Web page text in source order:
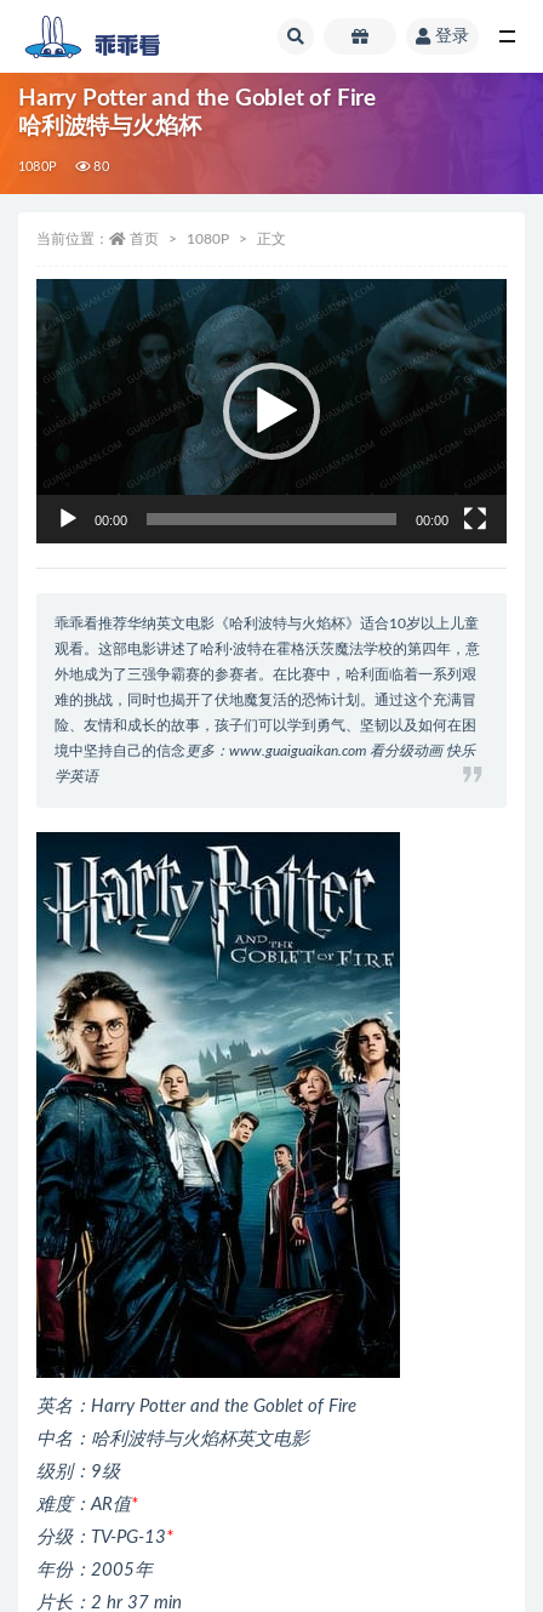
登录
Harry Potter and the Goblet of Fire
哈利波特与火焰杯
1080P 80
当前位置： 首页 1080P 正文
视
频
播
放
器
00:00 00:00
乖乖看推荐华纳英文电影《哈利波特与火焰杯》适合10岁以上儿童
观看。这部电影讲述了哈利·波特在霍格沃茨魔法学校的第四年，意
外地成为了三强争霸赛的参赛者。在比赛中，哈利面临着一系列艰
难的挑战，同时也揭开了伏地魔复活的恐怖计划。通过这个充满冒
险、友情和成长的故事，孩子们可以学到勇气、坚韧以及如何在困
境中坚持自己的信念更多：www.guaiguaikan.com 看分级动画 快乐
学英语
英名：Harry Potter and the Goblet of Fire
中名：哈利波特与火焰杯英文电影
级别：9级
难度：AR值*
分级：TV-PG-13*
年份：2005年
片长：2 hr 37 min